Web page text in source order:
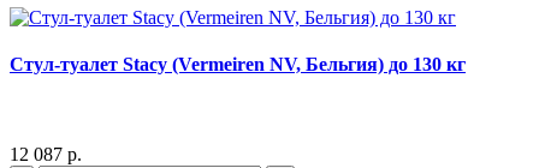
Стул-туалет Stacy (Vermeiren NV, Бельгия) до 130 кг
12 087 р.